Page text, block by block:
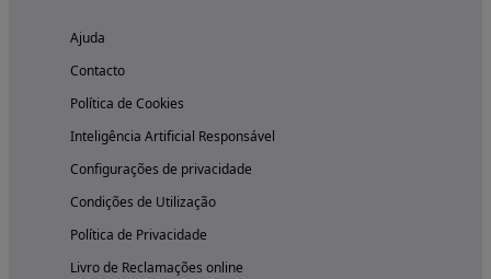
Ajuda
Contacto
Política de Cookies
Inteligência Artificial Responsável
Configurações de privacidade
Condições de Utilização
Política de Privacidade
Livro de Reclamações online